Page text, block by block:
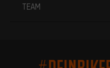
TEAM